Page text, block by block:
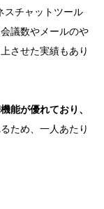
スチャットツール
議数やメールのや
させた実績もあり
能が優れており、
ため、一人あたり